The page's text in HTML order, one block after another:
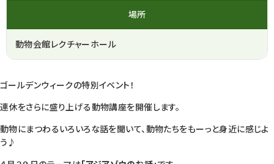
場所
動物会館レクチャーホール
ゴールデンウィークの特別イベント！
連休をさらに盛り上げる動物講座を開催します。
動物にまつわるいろいろな話を聞いて、動物たちをもーっと身近に感じよ
う♪